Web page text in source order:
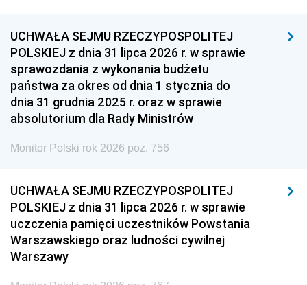
UCHWAŁA SEJMU RZECZYPOSPOLITEJ
POLSKIEJ z dnia 31 lipca 2026 r. w sprawie
sprawozdania z wykonania budżetu
państwa za okres od dnia 1 stycznia do
dnia 31 grudnia 2025 r. oraz w sprawie
absolutorium dla Rady Ministrów
Monitor Polski rok 2026 poz. 756
UCHWAŁA SEJMU RZECZYPOSPOLITEJ
POLSKIEJ z dnia 31 lipca 2026 r. w sprawie
uczczenia pamięci uczestników Powstania
Warszawskiego oraz ludności cywilnej
Warszawy